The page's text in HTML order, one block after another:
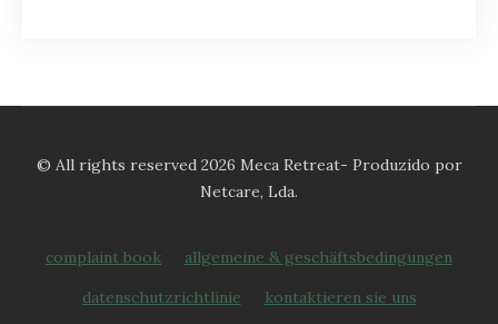
© All rights reserved 2026 Meca Retreat- Produzido por
Netcare, Lda.
complaint book
allgemeine & geschäftsbedingungen
datenschutzrichtlinie
kontaktieren sie uns